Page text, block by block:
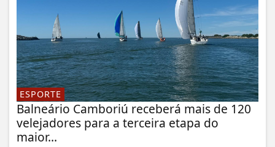
ESPORTE
Balneário Camboriú receberá mais de 120
velejadores para a terceira etapa do
maior...